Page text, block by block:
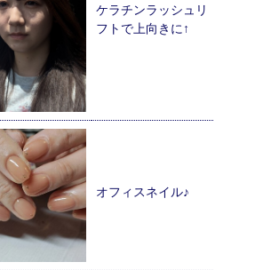
ケラチンラッシュリ
フトで上向きに↑
オフィスネイル♪